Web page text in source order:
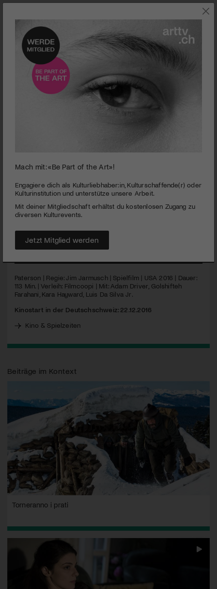
seconds
minutes,
seconds
Paterson
PUBLIZIERT AM 22. DEZEMBER 2016
genauso heisst wie er. Seine exzentrische Frau Laura malt, am
nächsten Tag erfindet sie Muffin-Rezepte oder will Gitarre
nur Jarmusch sie erschaffen kann.
MEHR
Paterson | Regie: Jim Jarmusch | Spielfilm | USA 2016 | Dauer:
113 Min. | Verleih: Filmcoopi | Mit: Adam Driver, Golshifteh
Farahani, Kara Hayward, Luis Da Silva Jr.
Kinostart in der Deutschschweiz: 22.12.2016
Kino & Spielzeiten
Beiträge im Kontext
Torneranno i prati
Mach mit: «Be Part of the Art»!
Engagiere dich als Kulturliebhaber:in, Kulturschaffende(r) oder
Kulturinstitution und unterstütze unsere Arbeit.
Mit deiner Mitgliedschaft erhältst du kostenlosen Zugang zu
diversen Kulturevents.
Jetzt Mitglied werden